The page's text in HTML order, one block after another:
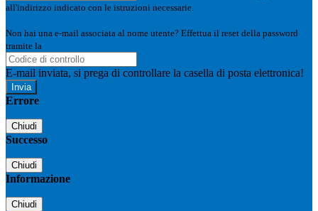
all'indirizzo indicato con le istruzioni necessarie.
Non hai una e-mail associata al nome utente? Effettua il reset della password
tramite la
E-mail inviata, si prega di controllare la casella di posta elettronica!
Errore
Chiudi
Successo
Chiudi
Informazione
Chiudi